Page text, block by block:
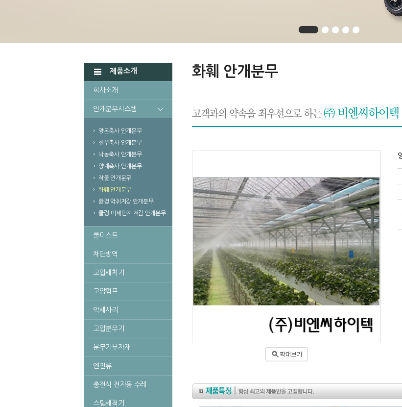
제품소개
회사소개
안개분무시스템
양돈축사 안개분무
한우축사 안개분무
낙농축사 안개분무
양계축사 안개분무
작물 안개분무
화훼 안개분무
환경 악취저감 안개분무
쿨링.미세먼지 저감 안개분무
쿨미스트
차단방역
고압세척기
고압펌프
악세사리
고압분무기
분무기부자재
엔진류
충전식 전자동 수레
스팀세척기
화훼 안개분무